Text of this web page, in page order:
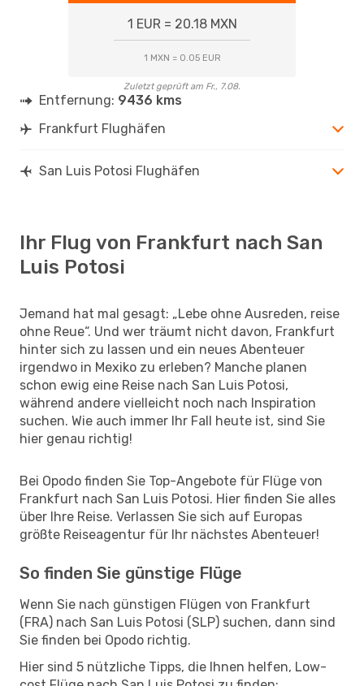
1 EUR = 20.18 MXN
1 MXN = 0.05 EUR
Zuletzt geprüft am Fr., 7.08.
Entfernung: 9436 kms
Frankfurt Flughäfen
San Luis Potosi Flughäfen
Ihr Flug von Frankfurt nach San
Luis Potosi
Jemand hat mal gesagt: „Lebe ohne Ausreden, reise
ohne Reue“. Und wer träumt nicht davon, Frankfurt
hinter sich zu lassen und ein neues Abenteuer
irgendwo in Mexiko zu erleben? Manche planen
schon ewig eine Reise nach San Luis Potosi,
während andere vielleicht noch nach Inspiration
suchen. Wie auch immer Ihr Fall heute ist, sind Sie
hier genau richtig!
Bei Opodo finden Sie Top-Angebote für Flüge von
Frankfurt nach San Luis Potosi. Hier finden Sie alles
über Ihre Reise. Verlassen Sie sich auf Europas
größte Reiseagentur für Ihr nächstes Abenteuer!
So finden Sie günstige Flüge
Wenn Sie nach günstigen Flügen von Frankfurt
(FRA) nach San Luis Potosi (SLP) suchen, dann sind
Sie finden bei Opodo richtig.
Hier sind 5 nützliche Tipps, die Ihnen helfen, Low-